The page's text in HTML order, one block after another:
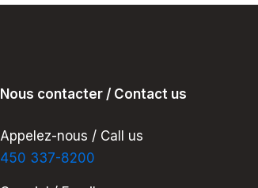
Nous contacter / Contact us
Appelez-nous / Call us
450 337-8200